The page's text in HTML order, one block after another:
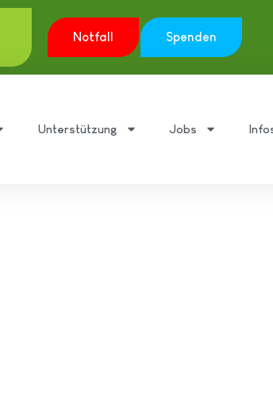
Notfall Spenden
Unterstützung Jobs